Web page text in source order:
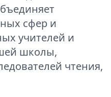
сфер и
учителей и
школы,
чтения,